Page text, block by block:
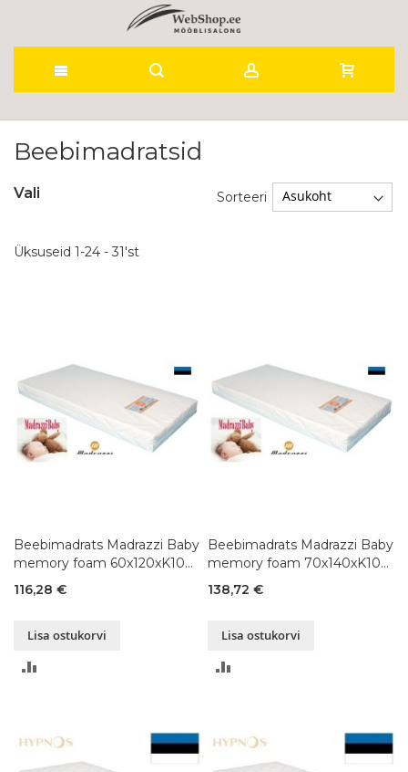
to
Beebimadratsid
Üksuseid 1-24 - 31'st
Sorteeri
Beebimadrats Madrazzi Baby
memory foam 60x120xK10
cm
116,28 €
Lisa ostukorvi
Beebimadrats Madrazzi Baby
memory foam 70x140xK10
cm
138,72 €
Lisa ostukorvi
Vali